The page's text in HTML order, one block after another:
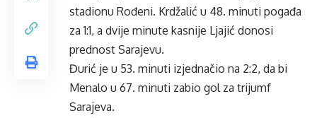
stadionu Rođeni. Krdžalić u 48. minuti pogađa
za 1:1, a dvije minute kasnije Ljajić donosi
prednost Sarajevu.
Đurić je u 53. minuti izjednačio na 2:2, da bi
Menalo u 67. minuti zabio gol za trijumf
Sarajeva.